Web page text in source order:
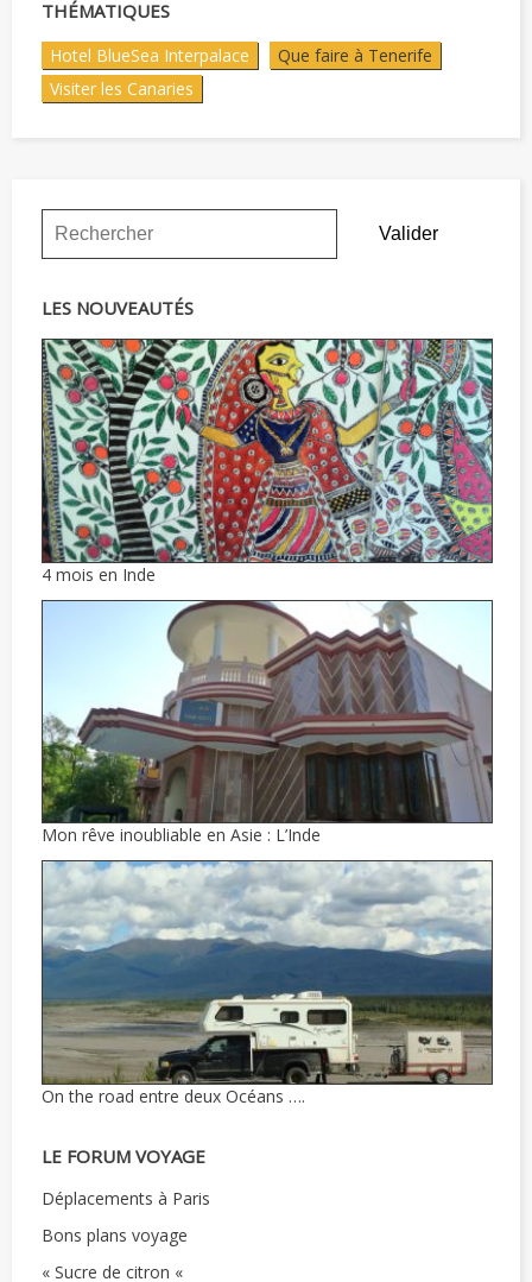
THÉMATIQUES
Hotel BlueSea Interpalace
Que faire à Tenerife
Visiter les Canaries
LES NOUVEAUTÉS
4 mois en Inde
Mon rêve inoubliable en Asie : L’Inde
On the road entre deux Océans ….
LE FORUM VOYAGE
Déplacements à Paris
Bons plans voyage
« Sucre de citron «